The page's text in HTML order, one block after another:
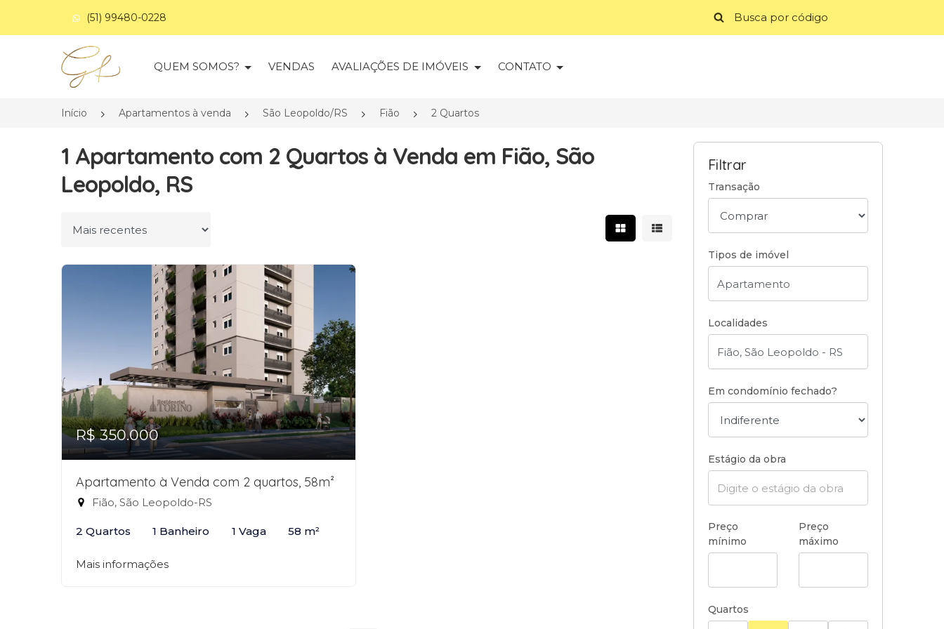
(51) 99480-0228
Página inicial
QUEM SOMOS? VENDAS AVALIAÇÕES DE IMÓVEIS CONTATO
Início Apartamentos à venda São Leopoldo/RS Fião 2 Quartos
1 Apartamento com 2 Quartos à Venda em Fião, São
Leopoldo, RS
Ordenar por Mostrar resultados em grade
Mostrar resultados em lista
R$ 350.000
Apartamento à Venda com 2 quartos, 58m²
Fião, São Leopoldo-RS
2 Quartos 1 Banheiro 1 Vaga 58 m²
Mais informações
Filtrar
Transação
Tipos de imóvel
Localidades
Em condomínio fechado?
Estágio da obra
Preço
mínimo
Preço
máximo
Quartos